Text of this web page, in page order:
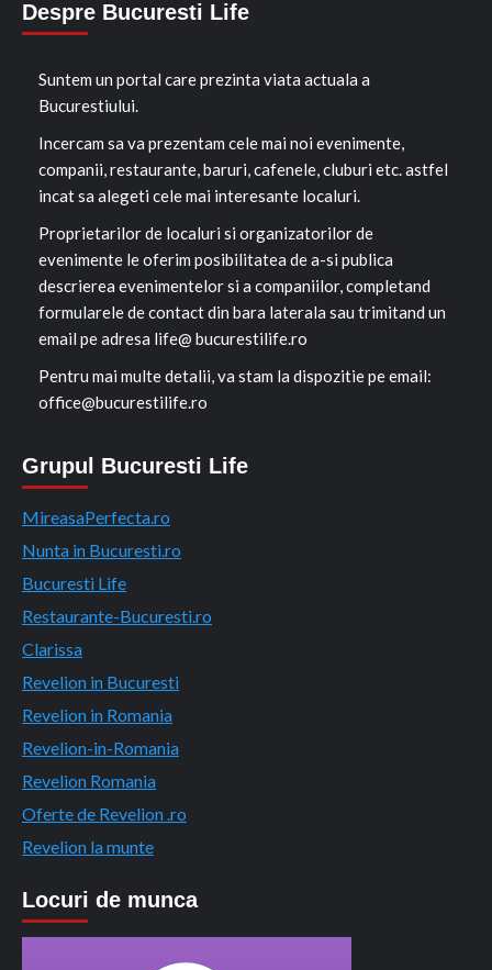
Despre Bucuresti Life
Suntem un portal care prezinta viata actuala a
Bucurestiului.
Incercam sa va prezentam cele mai noi evenimente,
companii, restaurante, baruri, cafenele, cluburi etc. astfel
incat sa alegeti cele mai interesante localuri.
Proprietarilor de localuri si organizatorilor de
evenimente le oferim posibilitatea de a-si publica
descrierea evenimentelor si a companiilor, completand
formularele de contact din bara laterala sau trimitand un
email pe adresa life@ bucurestilife.ro
Pentru mai multe detalii, va stam la dispozitie pe email:
office@bucurestilife.ro
Grupul Bucuresti Life
MireasaPerfecta.ro
Nunta in Bucuresti.ro
Bucuresti Life
Restaurante-Bucuresti.ro
Clarissa
Revelion in Bucuresti
Revelion in Romania
Revelion-in-Romania
Revelion Romania
Oferte de Revelion .ro
Revelion la munte
Locuri de munca